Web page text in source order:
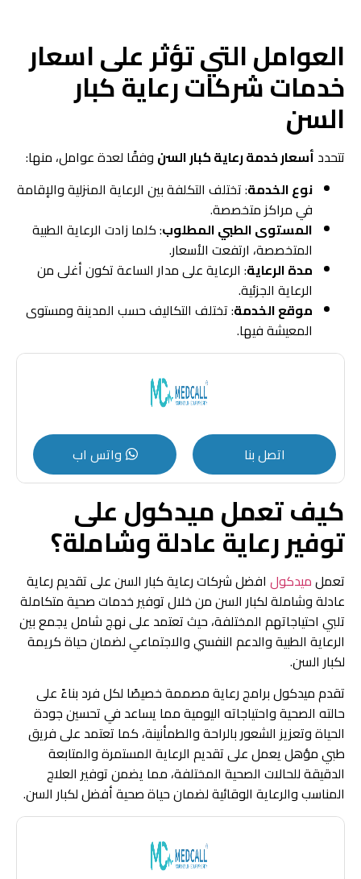
العوامل التي تؤثر على اسعار
خدمات شركات رعاية كبار
السن
تتحدد أسعار خدمة رعاية كبار السن وفقًا لعدة عوامل، منها:
نوع الخدمة: تختلف التكلفة بين الرعاية المنزلية والإقامة
في مراكز متخصصة.
المستوى الطبي المطلوب: كلما زادت الرعاية الطبية
المتخصصة، ارتفعت الأسعار.
مدة الرعاية: الرعاية على مدار الساعة تكون أغلى من
الرعاية الجزئية.
موقع الخدمة: تختلف التكاليف حسب المدينة ومستوى
المعيشة فيها.
اتصل بنا واتس اب
كيف تعمل ميدكول على
توفير رعاية عادلة وشاملة؟
تعملميدكول افضل شركات رعاية كبار السن على تقديم رعاية
عادلة وشاملة لكبار السن من خلال توفير خدمات صحية متكاملة
تلبي احتياجاتهم المختلفة، حيث تعتمد على نهج شامل يجمع بين
الرعاية الطبية والدعم النفسي والاجتماعي لضمان حياة كريمة
لكبار السن.
تقدم ميدكول برامج رعاية مصممة خصيصًا لكل فرد بناءً على
حالته الصحية واحتياجاته اليومية مما يساعد في تحسين جودة
الحياة وتعزيز الشعور بالراحة والطمأنينة، كما تعتمد على فريق
طبي مؤهل يعمل على تقديم الرعاية المستمرة والمتابعة
الدقيقة للحالات الصحية المختلفة، مما يضمن توفير العلاج
المناسب والرعاية الوقائية لضمان حياة صحية أفضل لكبار السن.